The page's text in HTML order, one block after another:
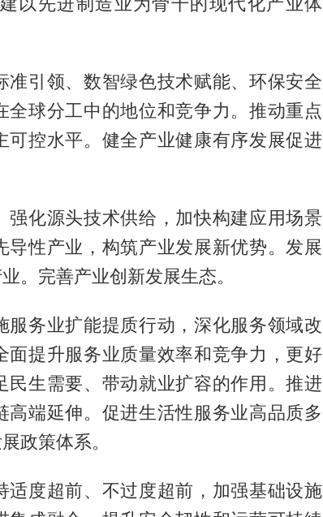
引领、数智绿色技术赋能、环保安全
球分工中的地位和竞争力。推动重点
可控水平。健全产业健康有序发展促进
化源头技术供给，加快构建应用场景
性产业，构筑产业发展新优势。发展
。完善产业创新发展生态。
务业扩能提质行动，深化服务领域改
提升服务业质量效率和竞争力，更好
生需要、带动就业扩容的作用。推进
端延伸。促进生活性服务业高品质多
政策体系。
度超前、不过度超前，加强基础设施